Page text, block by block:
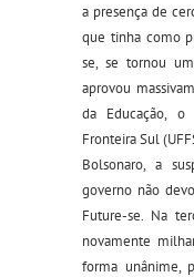
a presença de
que tinha como
se, se tornou
aprovou
da Educação, o
Fronteira Sul
Bolsonaro, a
governo não
Future-se. Na
novamente
forma unânime,